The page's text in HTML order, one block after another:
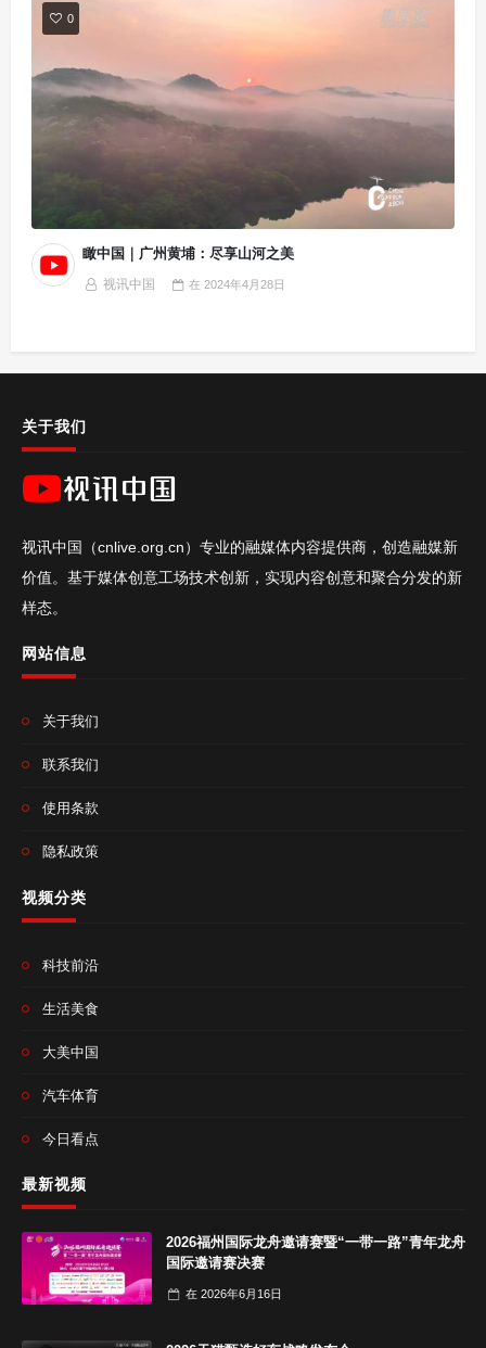
0
瞰中国｜广州黄埔：尽享山河之美
视讯中国 在2024年4月28日
关于我们
视讯中国（cnlive.org.cn）专业的融媒体内容提供商，创造融媒新
价值。基于媒体创意工场技术创新，实现内容创意和聚合分发的新
样态。
网站信息
关于我们
联系我们
使用条款
隐私政策
视频分类
科技前沿
生活美食
大美中国
汽车体育
今日看点
最新视频
2026福州国际龙舟邀请赛暨“一带一路”青年龙舟
国际邀请赛决赛
在 2026年6月16日